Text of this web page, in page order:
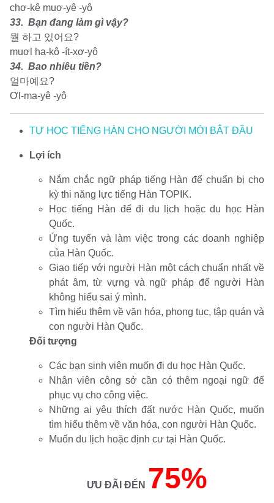
chơ-kê muơ-yê -yô
33. Bạn đang làm gì vậy?
뭘 하고 있어요?
muơl ha-kô -ít-xơ-yô
34. Bao nhiêu tiền?
얼마예요?
Ơl-ma-yê -yô
TỰ HỌC TIẾNG HÀN CHO NGƯỜI MỚI BẮT ĐẦU
Lợi ích
Nắm chắc ngữ pháp tiếng Hàn để chuẩn bị cho
kỳ thi năng lực tiếng Hàn TOPIK.
Học tiếng Hàn để đi du lịch hoặc du học Hàn
Quốc.
Ứng tuyển và làm việc trong các doanh nghiệp
của Hàn Quốc.
Giao tiếp với người Hàn một cách chuẩn nhất về
phát âm, từ vựng và ngữ pháp để người Hàn
không hiểu sai ý mình.
Tìm hiểu thêm về văn hóa, phong tục, tập quán và
con người Hàn Quốc.
Đối tượng
Các bạn sinh viên muốn đi du học Hàn Quốc.
Nhân viên công sở cần có thêm ngoại ngữ để
phục vụ cho công việc.
Những ai yêu thích đất nước Hàn Quốc, muốn
tìm hiểu thêm về văn hóa, con người Hàn Quốc.
Muốn du lịch hoặc định cư tại Hàn Quốc.
ƯU ĐÃI ĐẾN 75%